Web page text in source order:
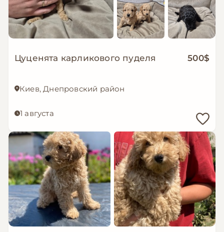
Цуценята карликового пуделя 500$
Киев, Днепровский район
1 августа